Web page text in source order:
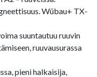
Wübau+ TX-
suuntautuu ruuvin
ruuvausurassa
pieni halkaisija,